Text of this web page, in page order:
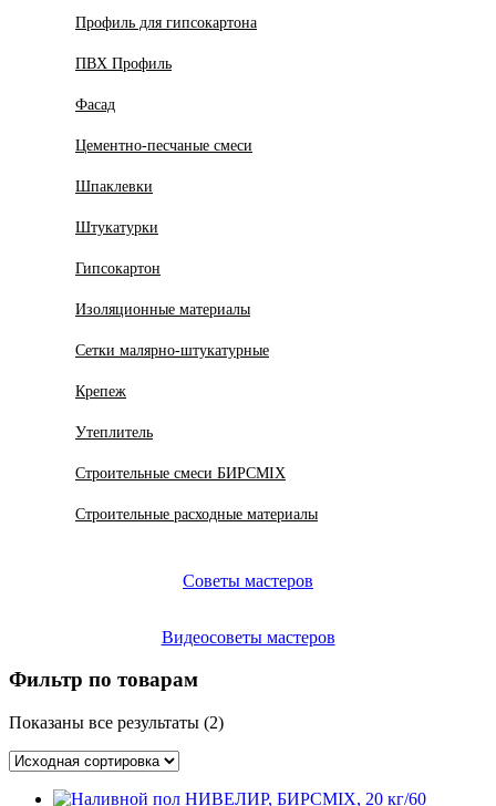
Профиль для гипсокартона
ПВХ Профиль
Фасад
Цементно-песчаные смеси
Шпаклевки
Штукатурки
Гипсокартон
Изоляционные материалы
Сетки малярно-штукатурные
Крепеж
Утеплитель
Строительные смеси БИРСMIX
Строительные расходные материалы
Советы мастеров
Видеосоветы мастеров
Фильтр по товарам
Показаны все результаты (2)